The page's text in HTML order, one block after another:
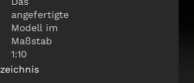
angefertigte
Modell im
Maßstab
1:10